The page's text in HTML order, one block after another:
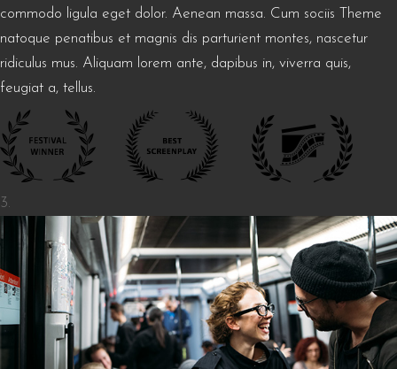
commodo ligula eget dolor. Aenean massa. Cum sociis Theme
natoque penatibus et magnis dis parturient montes, nascetur
ridiculus mus. Aliquam lorem ante, dapibus in, viverra quis,
feugiat a, tellus.